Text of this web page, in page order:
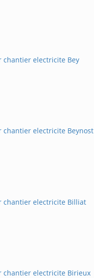
chantier electricite Bey
chantier electricite Beynost
chantier electricite Billiat
chantier electricite Birieux